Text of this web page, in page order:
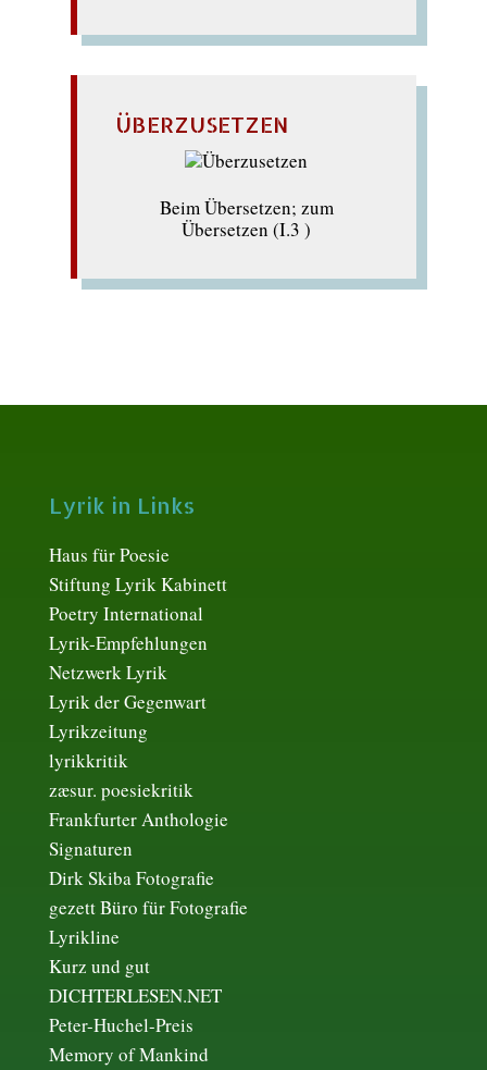
ÜBERZUSETZEN
Beim Übersetzen; zum
Übersetzen (I.3 )
Lyrik in Links
Haus für Poesie
Stiftung Lyrik Kabinett
Poetry International
Lyrik-Empfehlungen
Netzwerk Lyrik
Lyrik der Gegenwart
Lyrikzeitung
lyrikkritik
zæsur. poesiekritik
Frankfurter Anthologie
Signaturen
Dirk Skiba Fotografie
gezett Büro für Fotografie
Lyrikline
Kurz und gut
DICHTERLESEN.NET
Peter-Huchel-Preis
Memory of Mankind